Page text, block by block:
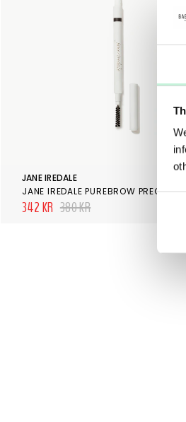
JANE IREDALE
342 KR 380 KR